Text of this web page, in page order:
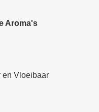
Aroma's
en Vloeibaar